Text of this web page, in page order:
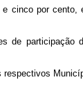
por cento,